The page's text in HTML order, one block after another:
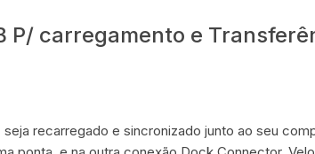
P/ carregamento e
recarregado e sincronizado junto ao seu